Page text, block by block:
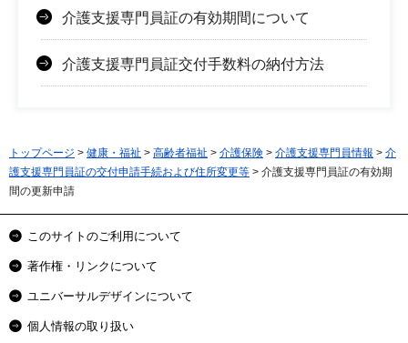
介護支援専門員証の有効期間について
介護支援専門員証交付手数料の納付方法
トップページ > 健康・福祉 > 高齢者福祉 > 介護保険 > 介護支援専門員情報 > 介
護支援専門員証の交付申請手続および住所変更等 > 介護支援専門員証の有効期
間の更新申請
このサイトのご利用について
著作権・リンクについて
ユニバーサルデザインについて
個人情報の取り扱い